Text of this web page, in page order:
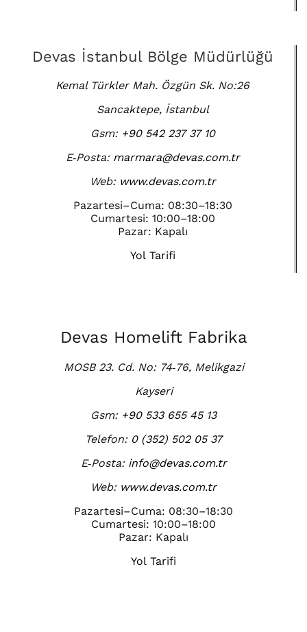
Devas İstanbul Bölge Müdürlüğü
Kemal Türkler Mah. Özgün Sk. No:26
Sancaktepe, İstanbul
Gsm: +90 542 237 37 10
E‑Posta: marmara@devas.com.tr
Web: www.devas.com.tr
Pazartesi–Cuma: 08:30–18:30
Cumartesi: 10:00–18:00
Pazar: Kapalı
Yol Tarifi
Devas Homelift Fabrika
MOSB 23. Cd. No: 74‑76, Melikgazi
Kayseri
Gsm: +90 533 655 45 13
Telefon: 0 (352) 502 05 37
E‑Posta: info@devas.com.tr
Web: www.devas.com.tr
Pazartesi–Cuma: 08:30–18:30
Cumartesi: 10:00–18:00
Pazar: Kapalı
Yol Tarifi